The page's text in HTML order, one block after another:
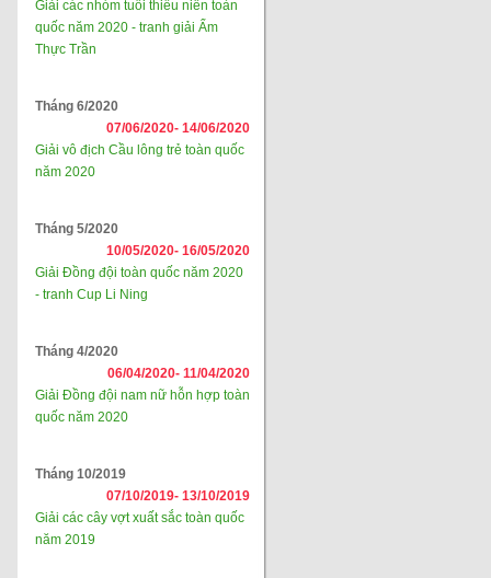
Giải các nhóm tuổi thiếu niên toàn
quốc năm 2020 - tranh giải Ẩm
Thực Trần
Tháng 6/2020
07/06/2020- 14/06/2020
Giải vô địch Cầu lông trẻ toàn quốc
năm 2020
Tháng 5/2020
10/05/2020- 16/05/2020
Giải Đồng đội toàn quốc năm 2020
- tranh Cup Li Ning
Tháng 4/2020
06/04/2020- 11/04/2020
Giải Đồng đội nam nữ hỗn hợp toàn
quốc năm 2020
Tháng 10/2019
07/10/2019- 13/10/2019
Giải các cây vợt xuất sắc toàn quốc
năm 2019